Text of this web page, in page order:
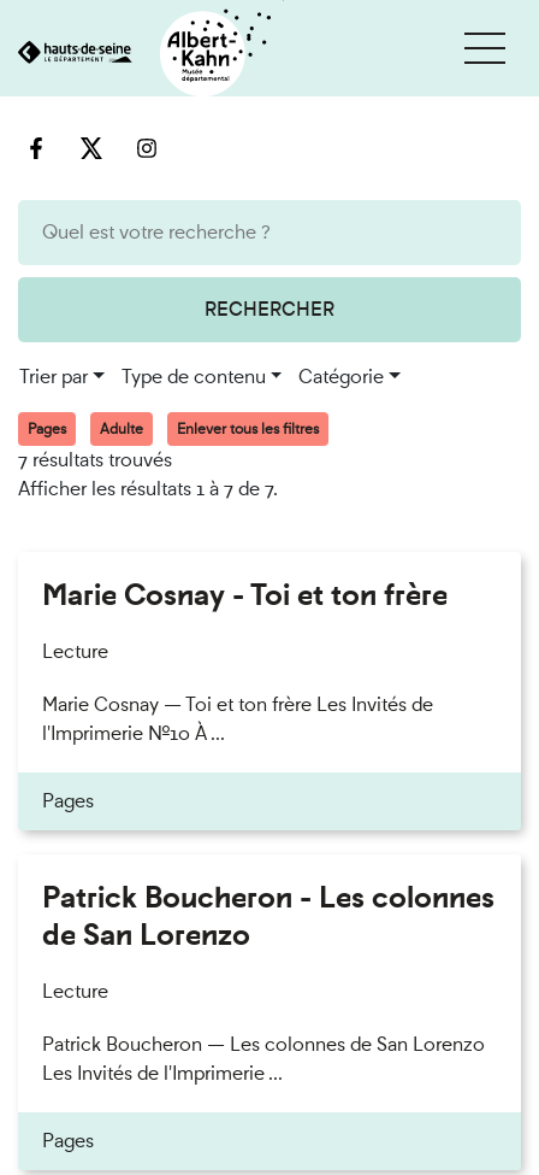
au
RECHERCHER
Trier par Type de contenu Catégorie
Pages Adulte Enlever tous les filtres
7 résultats trouvés
Afficher les résultats 1 à 7 de 7.
Marie Cosnay - Toi et ton frère
Lecture
Marie Cosnay — Toi et ton frère Les Invités de
l'Imprimerie n°10 À ...
Pages
Patrick Boucheron - Les colonnes
de San Lorenzo
Lecture
Patrick Boucheron — Les colonnes de San Lorenzo
Les Invités de l'Imprimerie ...
Pages
Cookies et traceurs utilisés sur ce site